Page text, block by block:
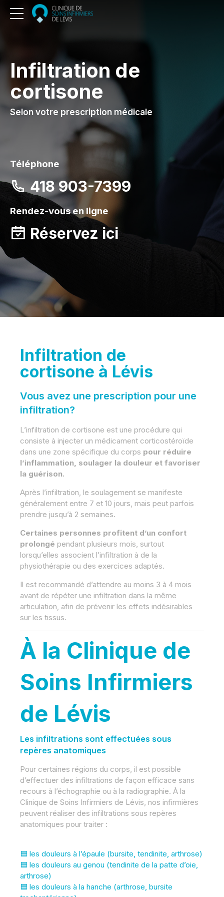
Infiltration de
cortisone
Selon votre prescription médicale
Téléphone
418 903-7399
Rendez-vous en ligne
Réservez ici
Infiltration de
cortisone à Lévis
Vous avez une prescription pour une
infiltration?
L’infiltration de cortisone est une procédure qui
consiste à injecter un médicament corticostéroïde
dans une zone spécifique du corps pour réduire
l’inflammation, soulager la douleur et favoriser
la guérison.
Après l’infiltration, le soulagement se manifeste
généralement entre 7 et 10 jours, mais peut parfois
prendre jusqu’à 2 semaines.
Certaines personnes profitent d’un confort
prolongé pendant plusieurs mois, surtout
lorsqu’elles associent l’infiltration à de la
physiothérapie ou des exercices adaptés.
Il est recommandé d’attendre au moins 3 à 4 mois
avant de répéter une infiltration dans la même
articulation, afin de prévenir les effets indésirables
sur les tissus.
À la Clinique de
Soins Infirmiers
de Lévis
Les infiltrations sont effectuées sous
repères anatomiques
Pour certaines régions du corps, il est possible
d’effectuer des infiltrations de façon efficace sans
recours à l’échographie ou à la radiographie. À la
Clinique de Soins Infirmiers de Lévis, nos infirmières
peuvent réaliser des infiltrations sous repères
anatomiques pour traiter :
🟦 les douleurs à l’épaule (bursite, tendinite, arthrose)
🟦 les douleurs au genou (tendinite de la patte d’oie,
arthrose)
🟦 les douleurs à la hanche (arthrose, bursite